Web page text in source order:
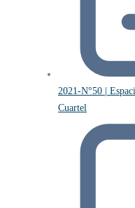
2021-N°50 |
Cuartel